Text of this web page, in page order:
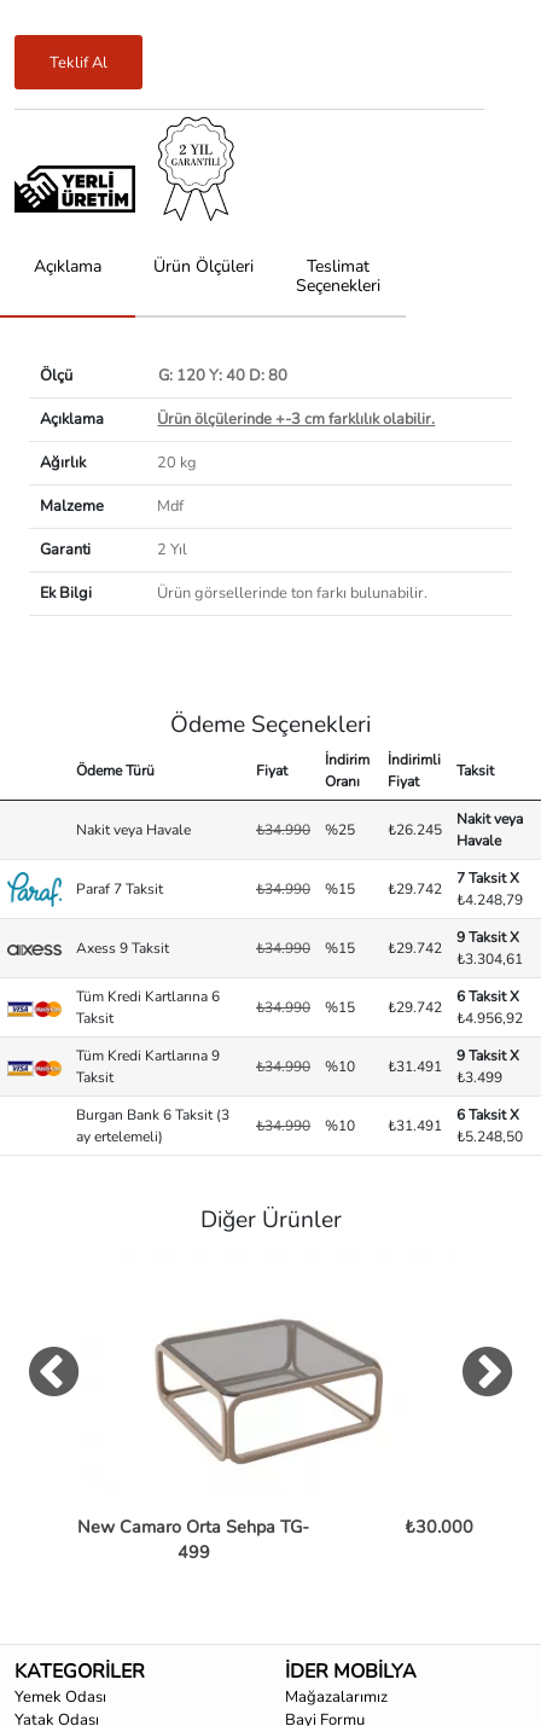
Teklif Al
Açıklama Ürün Ölçüleri
Teslimat
Seçenekleri
Ölçü
G: 120 Y: 40 D: 80
Açıklama
Ürün ölçülerinde +-3 cm farklılık olabilir.
Ağırlık
20 kg
Malzeme
Mdf
Garanti
2 Yıl
Ek Bilgi
Ürün görsellerinde ton farkı bulunabilir.
Ödeme Seçenekleri
Ödeme Türü Fiyat
İndirim
Oranı
İndirimli
Fiyat
Taksit
Nakit veya Havale ₺34.990 %25 ₺26.245
Nakit veya
Havale
Paraf 7 Taksit ₺34.990 %15 ₺29.742
7 Taksit X
₺4.248,79
Axess 9 Taksit ₺34.990 %15 ₺29.742
9 Taksit X
₺3.304,61
Tüm Kredi Kartlarına 6
Taksit
₺34.990 %15 ₺29.742
6 Taksit X
₺4.956,92
Tüm Kredi Kartlarına 9
Taksit
₺34.990 %10 ₺31.491
9 Taksit X
₺3.499
Burgan Bank 6 Taksit (3
ay ertelemeli)
₺34.990 %10 ₺31.491
6 Taksit X
₺5.248,50
Diğer Ürünler
New Camaro Orta Sehpa TG-
499
₺30.000
KATEGORİLER
Yemek Odası
Yatak Odası
İDER MOBİLYA
Mağazalarımız
Bayi Formu